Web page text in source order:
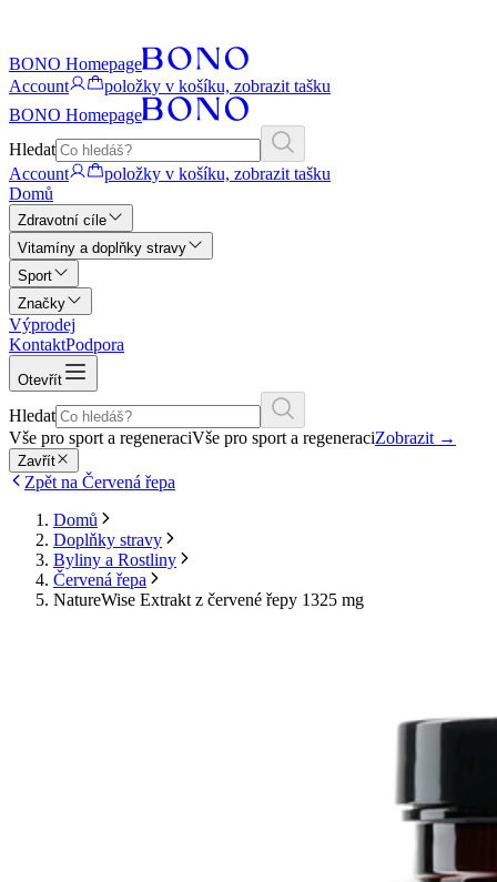
BONO Homepage
Account
položky v košíku, zobrazit tašku
BONO Homepage
Hledat
Account
položky v košíku, zobrazit tašku
Domů
Zdravotní cíle
Vitamíny a doplňky stravy
Sport
Značky
Výprodej
KontaktPodpora
Otevřít
Hledat
Vše pro sport a regeneraciVše pro sport a regeneraciZobrazit →
Zavřít
Zpět na Červená řepa
Domů
Doplňky stravy
Byliny a Rostliny
Červená řepa
NatureWise Extrakt z červené řepy 1325 mg